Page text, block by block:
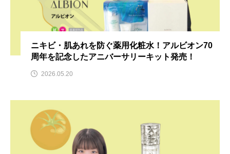
ニキビ・肌あれを防ぐ薬用化粧水！アルビオン70
周年を記念したアニバーサリーキット発売！
2026.05.20